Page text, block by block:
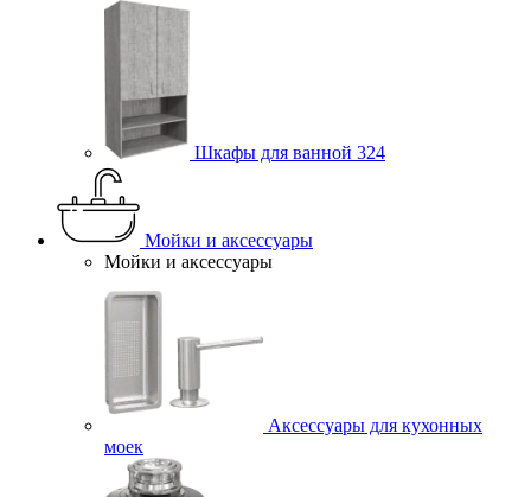
Шкафы для ванной 324
Мойки и аксессуары
Мойки и аксессуары
Аксессуары для кухонных
моек